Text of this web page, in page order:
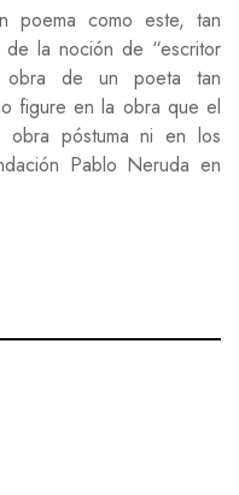
como este, tan
la noción de “escritor
obra de un poeta tan
figure en la obra que el
póstuma ni en los
Pablo Neruda en